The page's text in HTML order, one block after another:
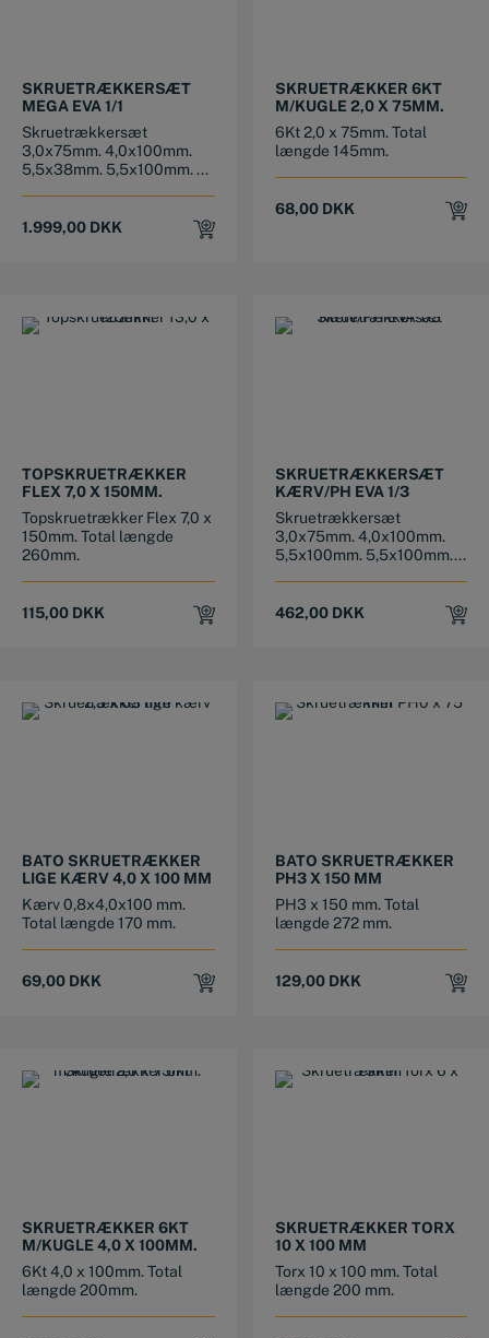
SKRUETRÆKKERSÆT
MEGA EVA 1/1
Skruetrækkersæt
3,0x75mm. 4,0x100mm.
5,5x38mm. 5,5x100mm. ...
1.999,00 DKK
SKRUETRÆKKER 6KT
M/KUGLE 2,0 X 75MM.
6Kt 2,0 x 75mm. Total
længde 145mm.
68,00 DKK
TOPSKRUETRÆKKER
FLEX 7,0 X 150MM.
Topskruetrækker Flex 7,0 x
150mm. Total længde
260mm.
115,00 DKK
SKRUETRÆKKERSÆT
KÆRV/PH EVA 1/3
Skruetrækkersæt
3,0x75mm. 4,0x100mm.
5,5x100mm. 5,5x100mm....
462,00 DKK
BATO SKRUETRÆKKER
LIGE KÆRV 4,0 X 100 MM
Kærv 0,8x4,0x100 mm.
Total længde 170 mm.
69,00 DKK
BATO SKRUETRÆKKER
PH3 X 150 MM
PH3 x 150 mm. Total
længde 272 mm.
129,00 DKK
SKRUETRÆKKER 6KT
M/KUGLE 4,0 X 100MM.
6Kt 4,0 x 100mm. Total
længde 200mm.
SKRUETRÆKKER TORX
10 X 100 MM
Torx 10 x 100 mm. Total
længde 200 mm.